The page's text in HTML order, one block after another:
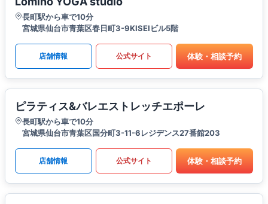
長町駅から車で10分
宮城県仙台市青葉区春日町3-9KISEIビル5階
店舗情報 公式サイト 体験・相談予約
ピラティス&バレエストレッチエポーレ
長町駅から車で10分
宮城県仙台市青葉区国分町3-11-6レジデンス27番館203
店舗情報 公式サイト 体験・相談予約